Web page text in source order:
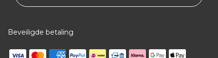
Beveiligde betaling